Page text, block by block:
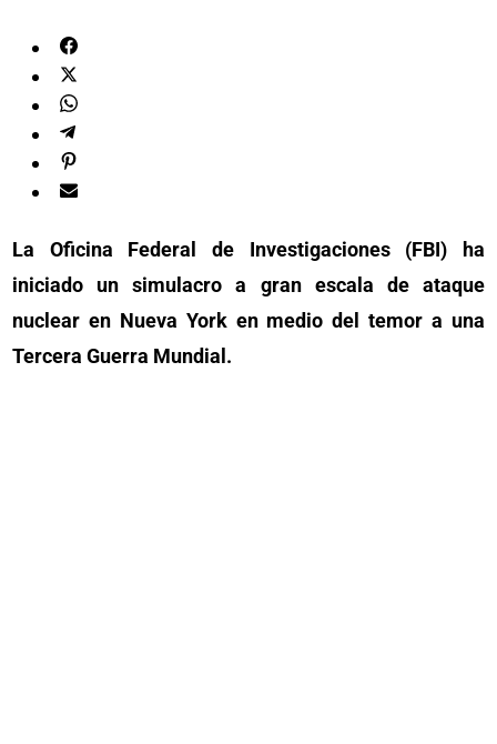
La Oficina Federal de Investigaciones (FBI) ha
iniciado un simulacro a gran escala de ataque
nuclear en Nueva York en medio del temor a una
Tercera Guerra Mundial.